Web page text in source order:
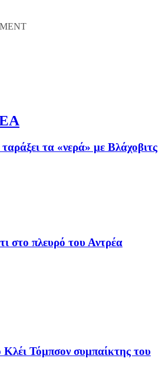
τα «νερά» με Βλάχοβιτς
πλευρό του Αντρέα
Τόμπσον συμπαίκτης του